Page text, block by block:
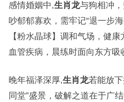
感情婚姻中,生肖龙与狗相冲
吵郁郁寡欢，需牢记“退一步
【粉水晶球】调和气场，健
血管疾病，晨练时面向东方吸
晚年福泽深厚,生肖龙若能放
同堂”盛景，破解之道在于广